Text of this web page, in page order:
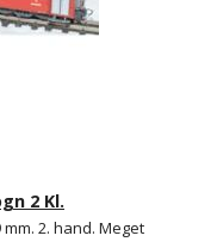
2 Kl.
2. hand. Meget